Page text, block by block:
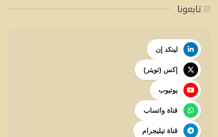
تابعونا
لينكد إن
إكس (تويتر)
يوتيوب
قناة واتساب
قناة تيليجرام